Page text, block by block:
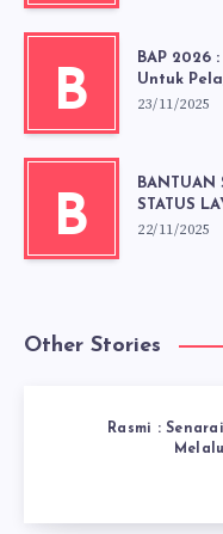
B
BAP 2026
Untuk
23/11/2025
B
BANTUAN
STATUS
22/11/2025
Other Stories
Rasmi :